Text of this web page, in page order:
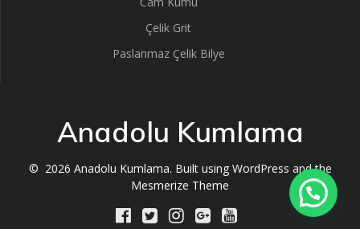
Çelik Grit
Paslanmaz Çelik Bilye
Anadolu Kumlama
© 2026 Anadolu Kumlama. Built using WordPress and the
Mesmerize Theme